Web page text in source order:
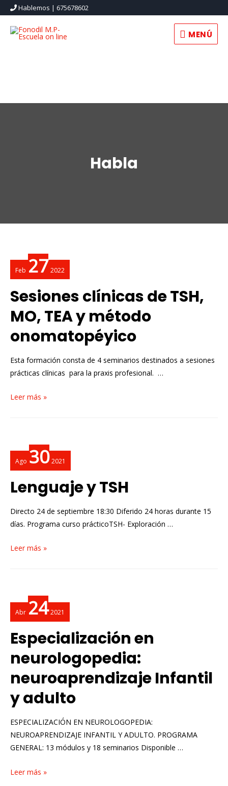
Hablemos | 675678602
MENÚ
Habla
Feb 27 2022
Sesiones clínicas de TSH,
MO, TEA y método
onomatopéyico
Esta formación consta de 4 seminarios destinados a sesiones
prácticas clínicas para la praxis profesional. …
Leer más »
Ago 30 2021
Lenguaje y TSH
Directo 24 de septiembre 18:30 Diferido 24 horas durante 15
días. Programa curso prácticoTSH- Exploración …
Leer más »
Abr 24 2021
Especialización en
neurologopedia:
neuroaprendizaje Infantil
y adulto
ESPECIALIZACIÓN EN NEUROLOGOPEDIA:
NEUROAPRENDIZAJE INFANTIL Y ADULTO. PROGRAMA
GENERAL: 13 módulos y 18 seminarios Disponible …
Leer más »